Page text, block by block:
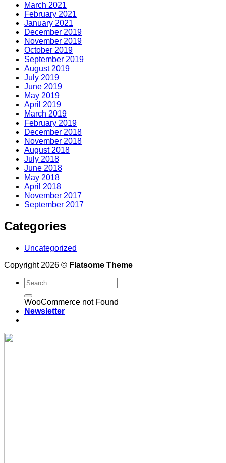
March 2021
February 2021
January 2021
December 2019
November 2019
October 2019
September 2019
August 2019
July 2019
June 2019
May 2019
April 2019
March 2019
February 2019
December 2018
November 2018
August 2018
July 2018
June 2018
May 2018
April 2018
November 2017
September 2017
Categories
Uncategorized
Copyright 2026 © Flatsome Theme
WooCommerce not Found
Newsletter